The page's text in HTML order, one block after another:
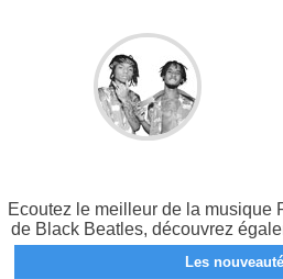
Ecoutez le meilleur de la musique
de Black Beatles, découvrez
Les